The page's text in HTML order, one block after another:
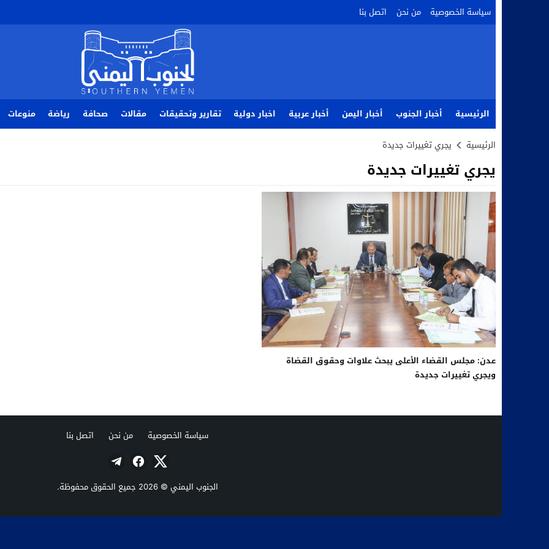
سياسة الخصوصية من نحن اتصل بنا
الرئيسية أخبار الجنوب أخبار اليمن أخبار عربية اخبار دولية تقارير وتحقيقات مقالات صحافة رياضة منوعات
الرئيسية يجري تغييرات جديدة
يجري تغييرات جديدة
عدن: مجلس القضاء الأعلى يبحث علاوات وحقوق القضاة
ويجري تغييرات جديدة
سياسة الخصوصية من نحن اتصل بنا
الجنوب اليمني © 2026 جميع الحقوق محفوظة.